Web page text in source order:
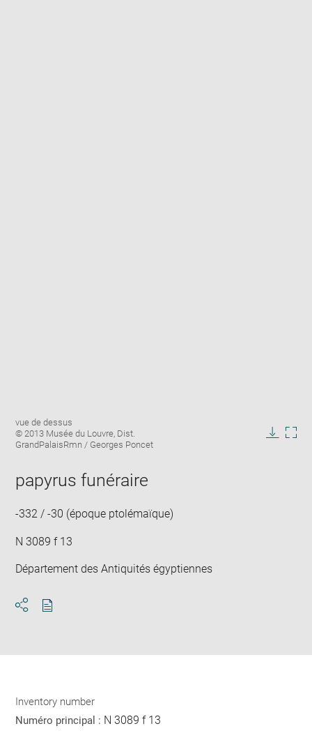
Image
caption:
vue de dessus
© 2013 Musée du Louvre, Dist.
GrandPalaisRmn / Georges Poncet
papyrus funéraire
-332 / -30 (époque ptolémaïque)
N 3089 f 13
Département des Antiquités égyptiennes
Inventory number
Numéro principal : N 3089 f 13